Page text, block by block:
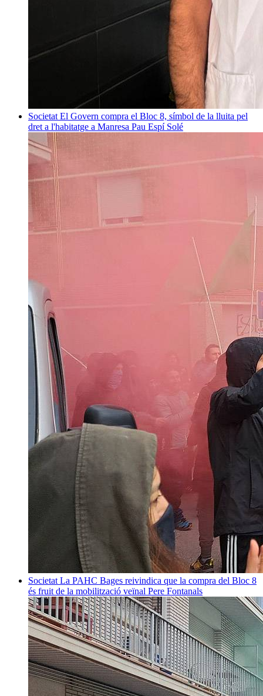
Societat El Govern compra el Bloc 8, símbol de la lluita pel
dret a l'habitatge a Manresa Pau Espí Solé
Societat La PAHC Bages reivindica que la compra del Bloc 8
és fruit de la mobilització veïnal Pere Fontanals